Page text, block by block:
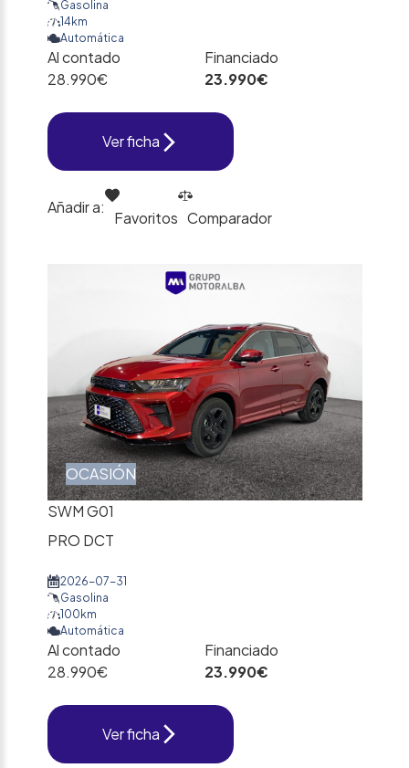
Gasolina
14km
Automática
Al contado
28.990€
Financiado
23.990€
Ver ficha
Añadir a:
Favoritos Comparador
OCASIÓN
SWM G01
PRO DCT
2026-07-31
Gasolina
100km
Automática
Al contado
28.990€
Financiado
23.990€
Ver ficha